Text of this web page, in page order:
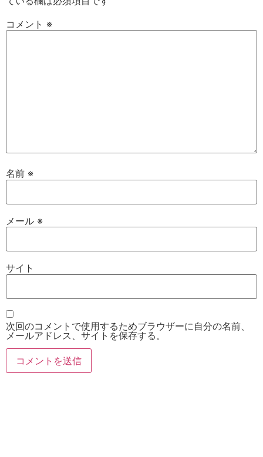
コメント ※
名前 ※
メール ※
サイト
次回のコメントで使用するためブラウザーに自分の名前、
メールアドレス、サイトを保存する。